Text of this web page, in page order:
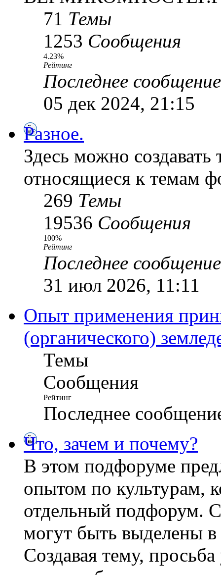
71 Темы
1253 Сообщения
4.23%
Рейтинг
Последнее сообщение
05 дек 2024, 21:15
Разное.
Здесь можно
относящиеся к темам
269 Темы
19536 Сообщения
100%
Рейтинг
Последнее сообщение
31 июл 2026, 11:11
Опыт применения
(органического)
Темы
Сообщения
Рейтинг
Последнее
Что, зачем и почему?
В этом подфоруме
опытом по культурам,
отдельный подфорум.
могут быть выделены
Создавая тему,